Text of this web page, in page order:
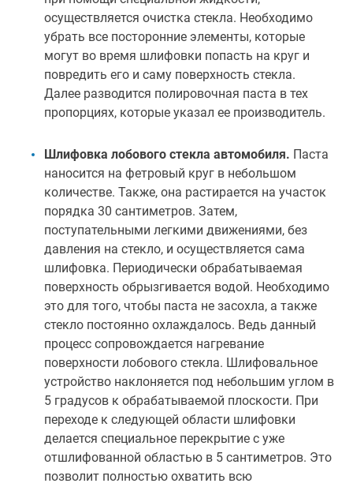
осуществляется очистка стекла. Необходимо
убрать все посторонние элементы, которые
могут во время шлифовки попасть на круг и
повредить его и саму поверхность стекла.
Далее разводится полировочная паста в тех
пропорциях, которые указал ее производитель.
Шлифовка лобового стекла автомобиля. Паста
наносится на фетровый круг в небольшом
количестве. Также, она растирается на участок
порядка 30 сантиметров. Затем,
поступательными легкими движениями, без
давления на стекло, и осуществляется сама
шлифовка. Периодически обрабатываемая
поверхность обрызгивается водой. Необходимо
это для того, чтобы паста не засохла, а также
стекло постоянно охлаждалось. Ведь данный
процесс сопровождается нагревание
поверхности лобового стекла. Шлифовальное
устройство наклоняется под небольшим углом в
5 градусов к обрабатываемой плоскости. При
переходе к следующей области шлифовки
делается специальное перекрытие с уже
отшлифованной областью в 5 сантиметров. Это
позволит полностью охватить всю